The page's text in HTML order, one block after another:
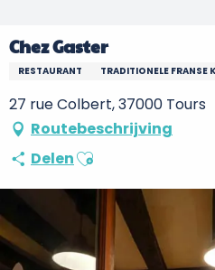
Chez Gaster
RESTAURANT TRADITIONELE FRANSE
27 rue Colbert, 37000 Tours
Routebeschrijving
DelenAjouter aux favoris